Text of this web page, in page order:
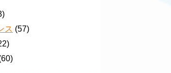
ス (57)